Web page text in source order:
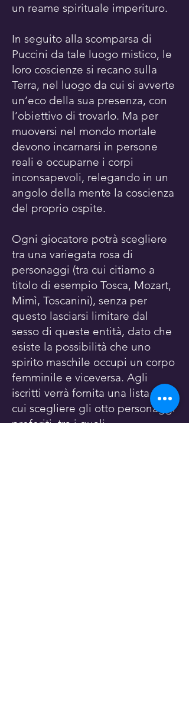
un reame spirituale imperituro.
In seguito alla scomparsa di
Puccini da tale luogo mistico, le
loro coscienze si recano sulla
Terra, nel luogo da cui si avverte
un’eco della sua presenza, con
l’obiettivo di trovarlo. Ma per
muoversi nel mondo mortale
devono incarnarsi in persone
reali e occuparne i corpi
inconsapevoli, relegando in un
angolo della mente la coscienza
del proprio ospite.
Ogni giocatore potrà scegliere
tra una variegata rosa di
personaggi (tra cui citiamo a
titolo di esempio Tosca, Mozart,
Mimì, Toscanini), senza per
questo lasciarsi limitare dal
sesso di queste entità, dato che
esiste la possibilità che uno
spirito maschile occupi un corpo
femminile e viceversa. Agli
iscritti verrà fornita una lista fra
cui scegliere gli otto personaggi
preferiti, tra i quali -